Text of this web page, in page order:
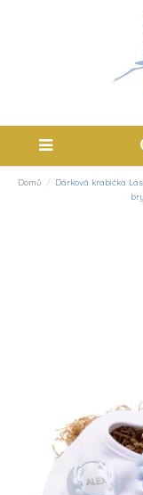
Domů
Dárková krabička